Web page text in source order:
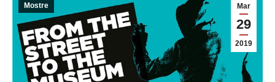
Mar
29
2019
Mostre